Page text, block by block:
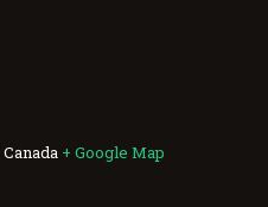
Canada + Google Map